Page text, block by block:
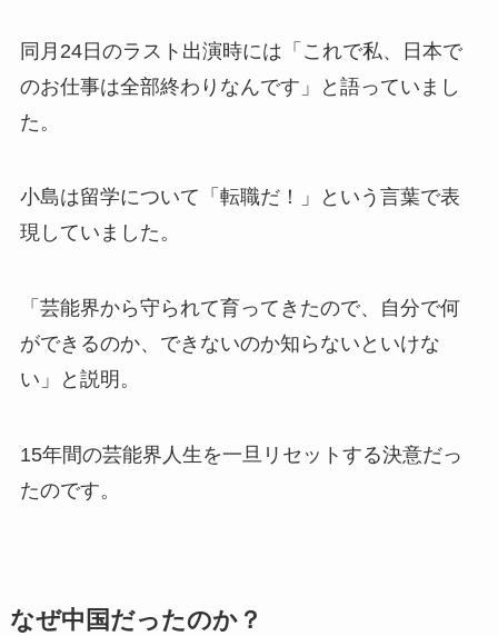
同月24日のラスト出演時には「これで私、日本で
のお仕事は全部終わりなんです」と語っていまし
た。​
小島は留学について「転職だ！」という言葉で表
現していました。​
「芸能界から守られて育ってきたので、自分で何
ができるのか、できないのか知らないといけな
い」と説明。​
15年間の芸能界人生を一旦リセットする決意だっ
たのです。​
なぜ中国だったのか？